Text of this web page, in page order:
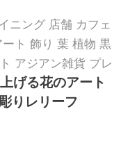
ニング 店舗 カフェ
ト 飾り 葉 植物 黒
アジアン雑貨 プレ
げる花のアート
りレリーフ